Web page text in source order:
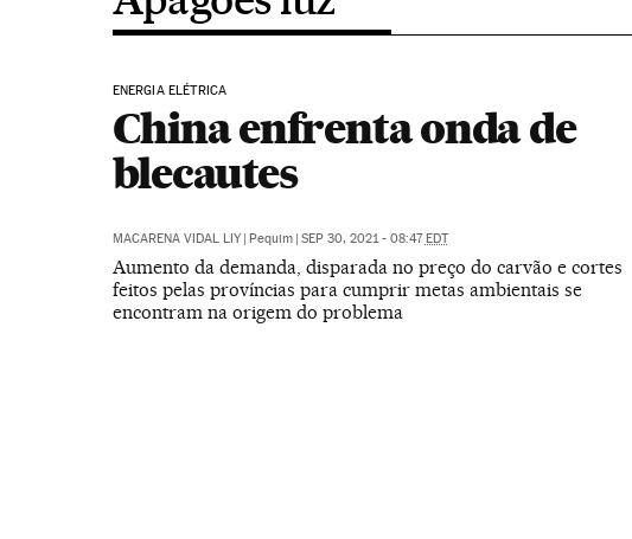
ENERGIA ELÉTRICA
China enfrenta onda de
blecautes
MACARENA VIDAL LIY | Pequim | SEP 30, 2021 - 08:47EDT
Aumento da demanda, disparada no preço do carvão e cortes
feitos pelas províncias para cumprir metas ambientais se
encontram na origem do problema